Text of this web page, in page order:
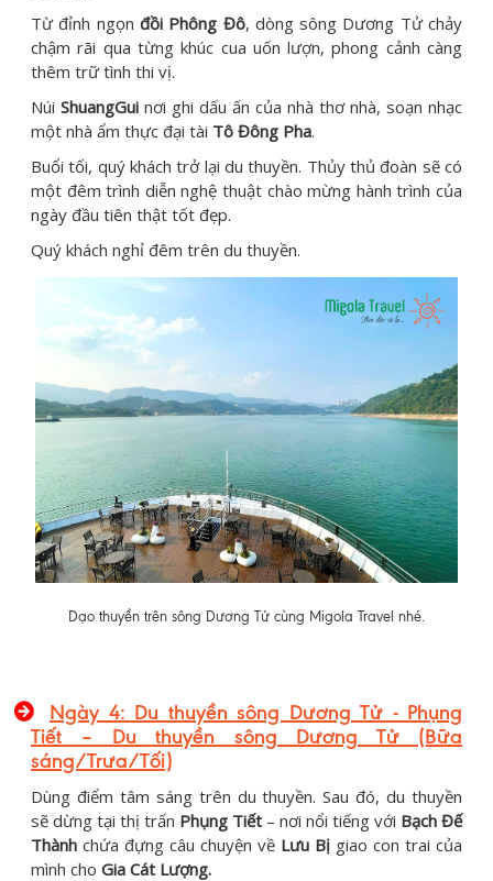
Từ đỉnh ngọn đồi Phông Đô, dòng sông Dương Tử chảy
chậm rãi qua từng khúc cua uốn lượn, phong cảnh càng
thêm trữ tình thi vị.
Núi ShuangGui nơi ghi dấu ấn của nhà thơ nhà, soạn nhạc
một nhà ẩm thực đại tài Tô Đông Pha.
Buổi tối, quý khách trở lại du thuyền. Thủy thủ đoàn sẽ có
một đêm trình diễn nghệ thuật chào mừng hành trình của
ngày đầu tiên thật tốt đẹp.
Quý khách nghỉ đêm trên du thuyền.
Dạo thuyền trên sông Dương Tử cùng Migola Travel nhé.
Ngày 4: Du thuyền sông Dương Tử - Phụng
Tiết – Du thuyền sông Dương Tử (Bữa
sáng/Trưa/Tối)
Dùng điểm tâm sáng trên du thuyền. Sau đó, du thuyền
sẽ dừng tại thị trấn Phụng Tiết – nơi nổi tiếng với Bạch Đế
Thành chứa đựng câu chuyện về Lưu Bị giao con trai của
mình cho Gia Cát Lượng.